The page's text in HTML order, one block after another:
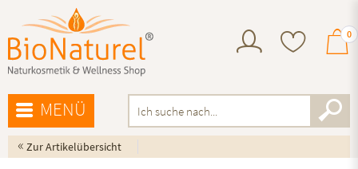
0
MENÜ
« Zur Artikelübersicht